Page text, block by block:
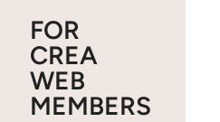
FOR
CREA
WEB
MEMBERS